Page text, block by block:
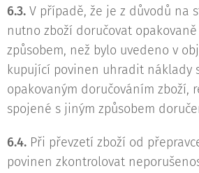
6.3. V případě, že je z důvodů na
nutno zboží doručovat
způsobem, než bylo uvedeno v
kupující povinen uhradit náklady
opakovaným doručováním zboží,
spojené s jiným způsobem
6.4. Při převzetí zboží od
povinen zkontrolovat